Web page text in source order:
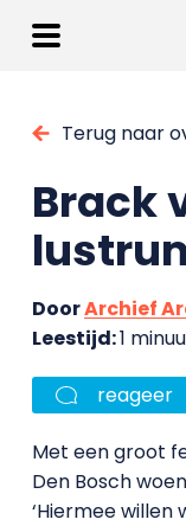
Terug naar
Brack
DoorArchief
Leestijd:1
reageer
Met een groot
Den Bosch
‘Hiermee